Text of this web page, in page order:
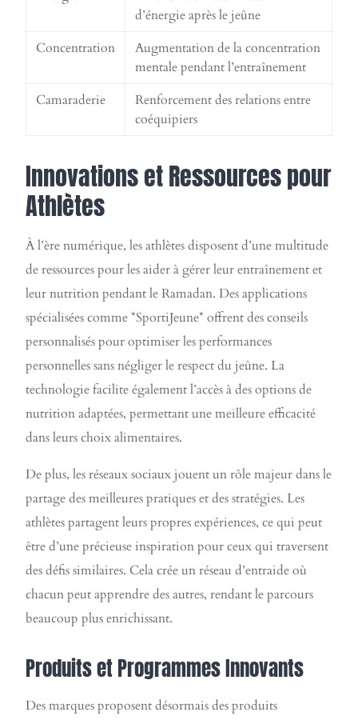
d’énergie après le jeûne
Concentration
Augmentation de la concentration
mentale pendant l’entraînement
Camaraderie
Renforcement des relations entre
coéquipiers
Innovations et Ressources pour
Athlètes
À l’ère numérique, les athlètes disposent d’une multitude
de ressources pour les aider à gérer leur entraînement et
leur nutrition pendant le Ramadan. Des applications
spécialisées comme *SportiJeune* offrent des conseils
personnalisés pour optimiser les performances
personnelles sans négliger le respect du jeûne. La
technologie facilite également l’accès à des options de
nutrition adaptées, permettant une meilleure efficacité
dans leurs choix alimentaires.
De plus, les réseaux sociaux jouent un rôle majeur dans le
partage des meilleures pratiques et des stratégies. Les
athlètes partagent leurs propres expériences, ce qui peut
être d’une précieuse inspiration pour ceux qui traversent
des défis similaires. Cela crée un réseau d’entraide où
chacun peut apprendre des autres, rendant le parcours
beaucoup plus enrichissant.
Produits et Programmes Innovants
Des marques proposent désormais des produits